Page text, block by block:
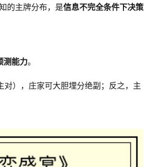
的主牌分布，是信息不完全条件下决策
测能力。
），庄家可大胆埋分绝副；反之，主